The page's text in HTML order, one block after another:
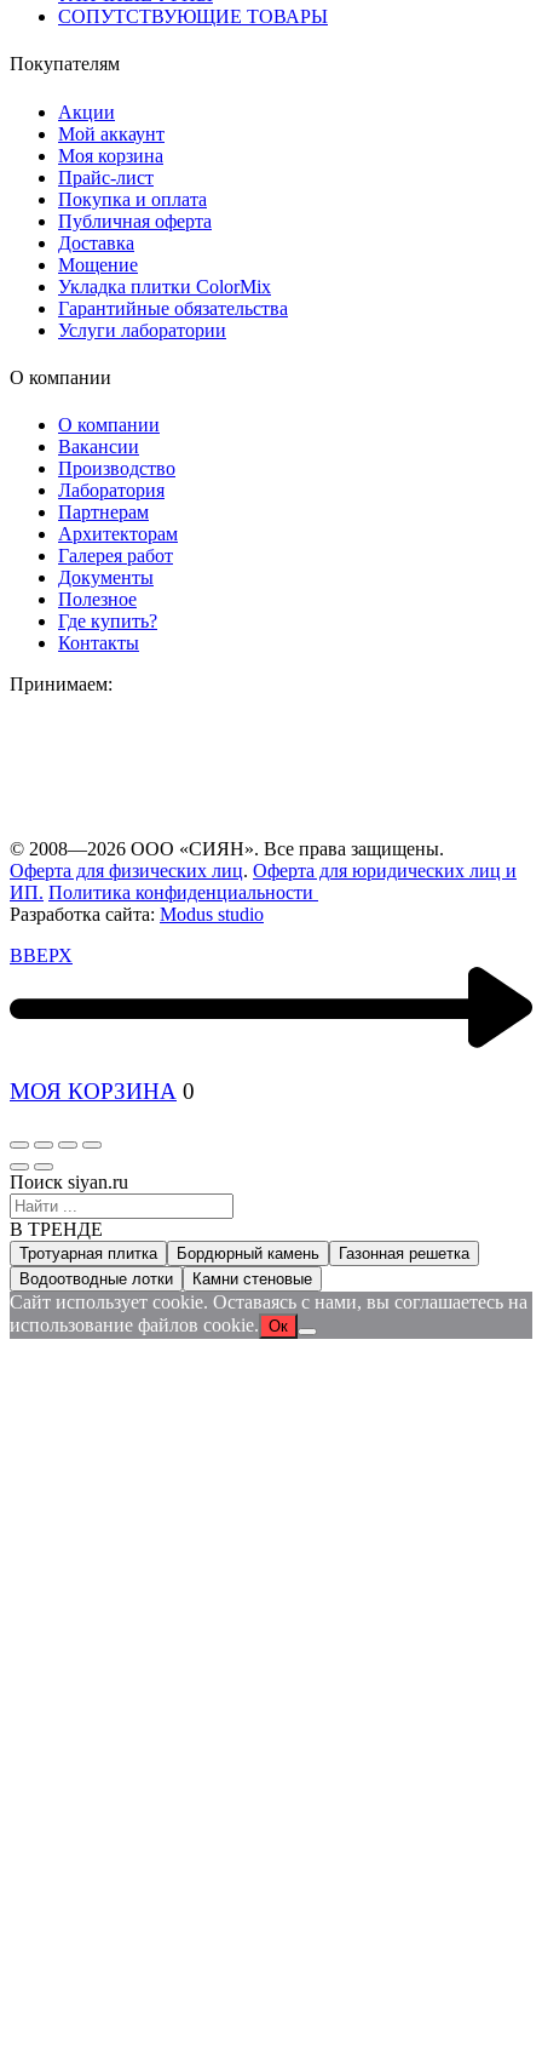
СОПУТСТВУЮЩИЕ ТОВАРЫ
Покупателям
Акции
Мой аккаунт
Моя корзина
Прайс-лист
Покупка и оплата
Публичная оферта
Доставка
Мощение
Укладка плитки ColorMix
Гарантийные обязательства
Услуги лаборатории
О компании
О компании
Вакансии
Производство
Лаборатория
Партнерам
Архитекторам
Галерея работ
Документы
Полезное
Где купить?
Контакты
Принимаем:
© 2008—2026 ООО «СИЯН». Все права защищены.
Оферта для физических лиц. Оферта для юридических лиц и
ИП. Политика конфиденциальности
Разработка сайта: Modus studio
ВВЕРХ
МОЯ КОРЗИНА 0
Поиск siyan.ru
В ТРЕНДЕ
Тротуарная плитка Бордюрный камень
Газонная решетка
Водоотводные лотки
Камни стеновые
Сайт использует cookie. Оставаясь с нами, вы соглашаетесь на
использование файлов cookie. Ок